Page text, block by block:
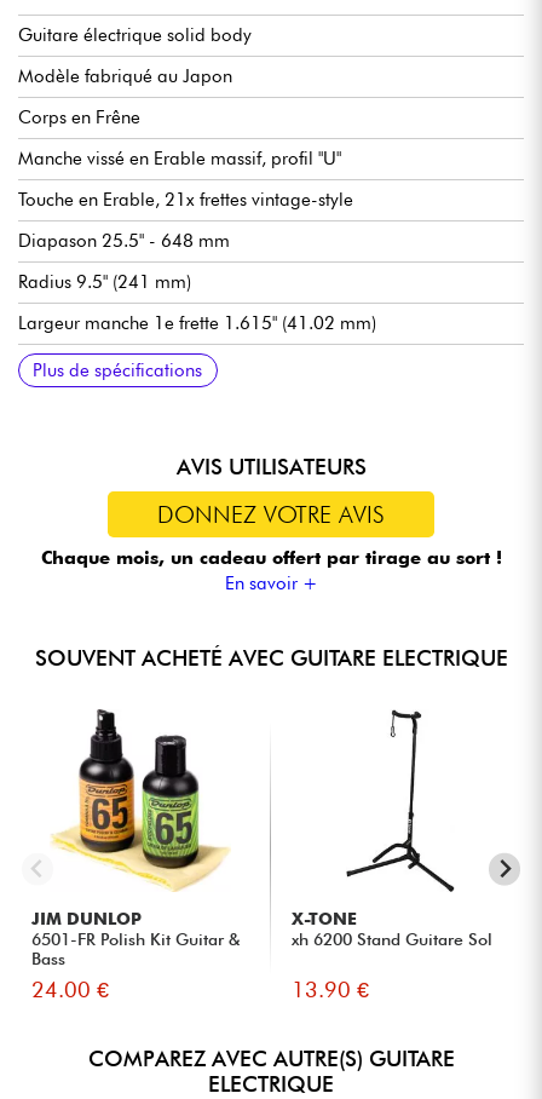
Guitare électrique solid body
Modèle fabriqué au Japon
Corps en Frêne
Manche vissé en Erable massif, profil "U"
Touche en Erable, 21x frettes vintage-style
Diapason 25.5" - 648 mm
Radius 9.5" (241 mm)
Largeur manche 1e frette 1.615" (41.02 mm)
Micros simple-bobinage Fender Vintage-Style Single-Coil
Master Volume
Tone 1. (micro manche)
Tone 2. (micro central)
Sélecteur micros 5x positions
Vibrato traditionnel Fender 6-Saddle Vintage-Style
Synchronized Tremolo
Mécaniques Fender vintage-style
Sillet en os
Finition caisse/manche brillant
Vendue avec housse Fender
Tirants de cordes recommandées (accordage standard) : 9.42,
9.46
Plus de spécifications
AVIS UTILISATEURS
DONNEZ VOTRE AVIS
Chaque mois, un cadeau offert par tirage au sort !
En savoir +
SOUVENT ACHETÉ AVEC GUITARE ELECTRIQUE
JIM DUNLOP
6501-FR Polish Kit Guitar &
Bass
24.00 €
X-TONE
xh 6200 Stand Guitare Sol
13.90 €
COMPAREZ AVEC AUTRE(S) GUITARE
ELECTRIQUE